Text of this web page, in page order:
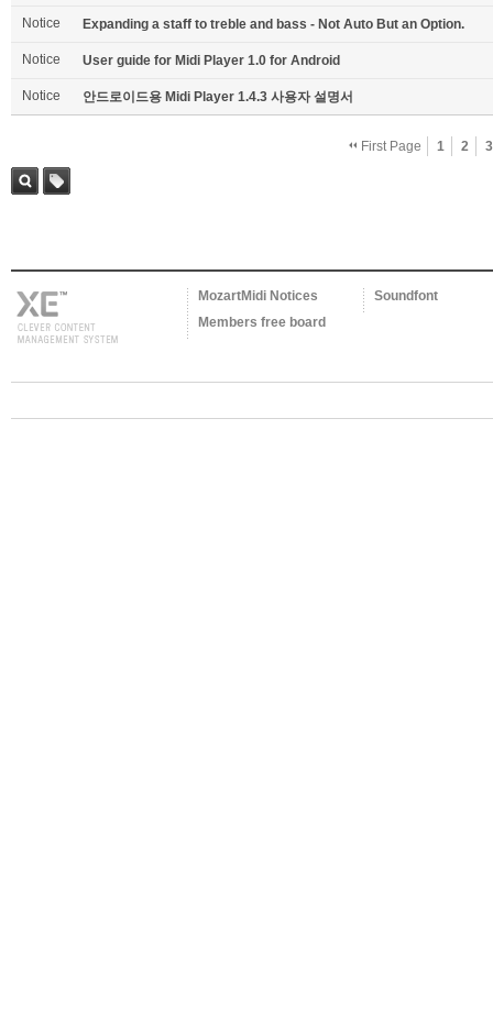
Notice Expanding a staff to treble and bass - Not Auto But an Option.
Notice User guide for Midi Player 1.0 for Android
Notice 안드로이드용 Midi Player 1.4.3 사용자 설명서
First Page 1 2 3
MozartMidi Notices
Soundfont
Members free board